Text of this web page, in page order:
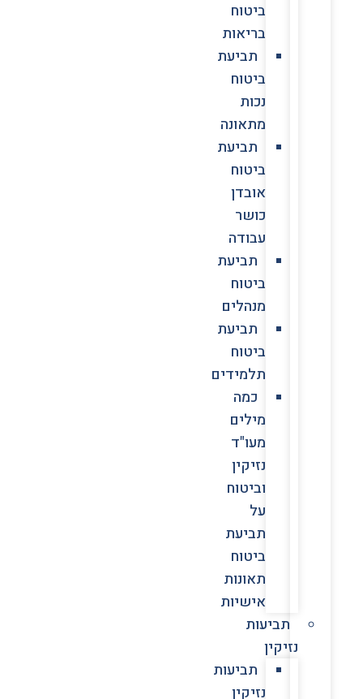
ביטוח
בריאות
תביעת
ביטוח
נכות
מתאונה
תביעת
ביטוח
אובדן
כושר
עבודה
תביעת
ביטוח
מנהלים
תביעת
ביטוח
תלמידים
כמה
מילים
מעו"ד
נזיקין
וביטוח
על
תביעת
ביטוח
תאונות
אישיות
תביעות
נזיקין
תביעות
נזיקין